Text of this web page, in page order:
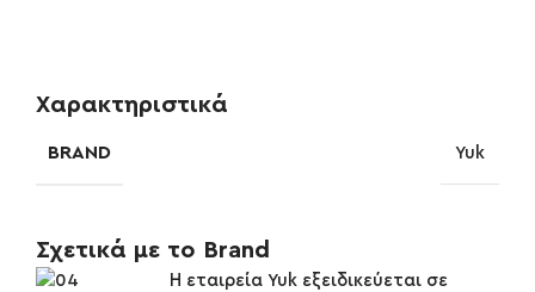
Χαρακτηριστικά
BRAND Yuk
Σχετικά με το Brand
Η εταιρεία Yuk εξειδικεύεται σε